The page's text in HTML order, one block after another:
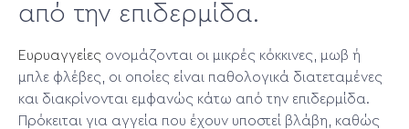
από την επιδερμίδα.
Ευρυαγγείες ονομάζονται οι μικρές κόκκινες, μωβ ή
μπλε φλέβες, οι οποίες είναι παθολογικά διατεταμένες
και διακρίνονται εμφανώς κάτω από την επιδερμίδα.
Πρόκειται για αγγεία που έχουν υποστεί βλάβη, καθώς